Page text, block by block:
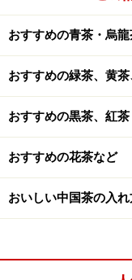
おすすめの青茶・烏
おすすめの緑茶、黄
おすすめの黒茶、紅茶
おすすめの花茶など
おいしい中国茶の入